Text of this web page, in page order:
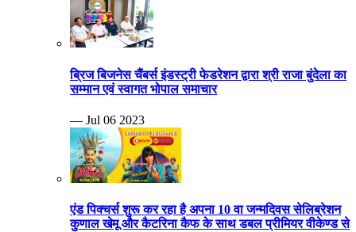
ब्रिज बिजनेस चैंबर्स इंडस्ट्री फेडरेशन द्वारा श्री राजा बुंदेला का
सम्मान एवं स्वागत भोपाल समाचार
— Jul 06 2023
एंड पिक्चर्स शुरू कर रहा है अपना 10 वा जन्मदिवस सेलिब्रेशन
कुणाल खेमू और कैटरिना कैफ के साथ डबल प्रीमियर वीकेण्ड से